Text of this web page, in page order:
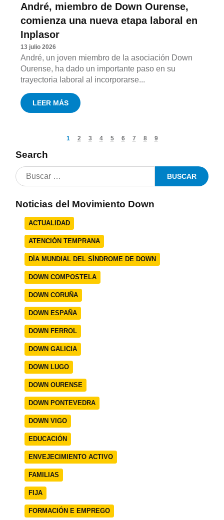
André, miembro de Down Ourense,
comienza una nueva etapa laboral en
Inplasor
13 julio 2026
André, un joven miembro de la asociación Down
Ourense, ha dado un importante paso en su
trayectoria laboral al incorporarse...
LEER MÁS
1 2 3 4 5 6 7 8 9
Search
Noticias del Movimiento Down
ACTUALIDAD
ATENCIÓN TEMPRANA
DÍA MUNDIAL DEL SÍNDROME DE DOWN
DOWN COMPOSTELA
DOWN CORUÑA
DOWN ESPAÑA
DOWN FERROL
DOWN GALICIA
DOWN LUGO
DOWN OURENSE
DOWN PONTEVEDRA
DOWN VIGO
EDUCACIÓN
ENVEJECIMIENTO ACTIVO
FAMILIAS
FIJA
FORMACIÓN E EMPREGO